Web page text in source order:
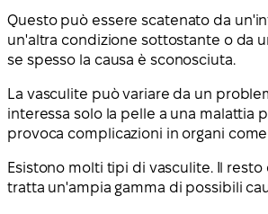
Questo può essere scatenato da
un'altra condizione sottostante o da
se spesso la causa è sconosciuta.
La vasculite può variare da un
interessa solo la pelle a una malattia
provoca complicazioni in organi
Esistono molti tipi di vasculite. Il resto
tratta un'ampia gamma di possibili